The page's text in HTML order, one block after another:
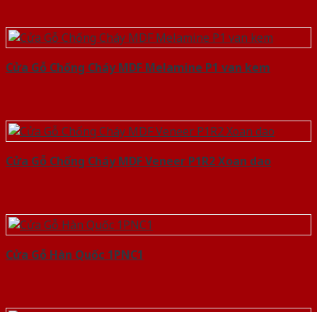
Cửa Gỗ Chống Cháy MDF Melamine P1 van kem
Cửa Gỗ Chống Cháy MDF Veneer P1R2 Xoan dao
Cửa Gỗ Hàn Quốc 1PNC1